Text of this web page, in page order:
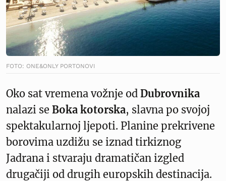
FOTO: ONE&ONLY PORTONOVI
Oko sat vremena vožnje od Dubrovnika
nalazi se Boka kotorska, slavna po svojoj
spektakularnoj ljepoti. Planine prekrivene
borovima uzdižu se iznad tirkiznog
Jadrana i stvaraju dramatičan izgled
drugačiji od drugih europskih destinacija.